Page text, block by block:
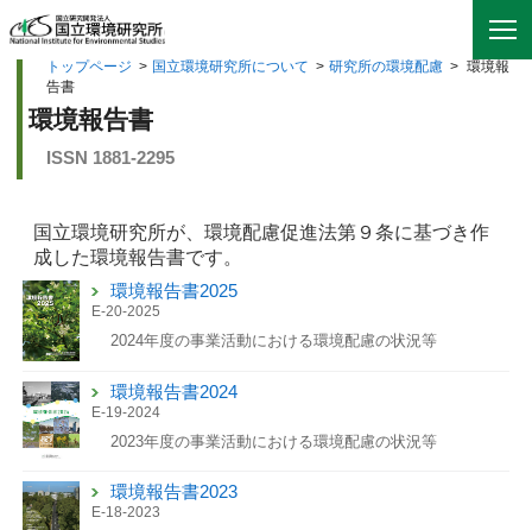
トップページ > 国立環境研究所について > 研究所の環境配慮 > 環境報
告書
環境報告書
ISSN 1881-2295
国立環境研究所が、環境配慮促進法第９条に基づき作
成した環境報告書です。
環境報告書2025
E-20-2025
2024年度の事業活動における環境配慮の状況等
環境報告書2024
E-19-2024
2023年度の事業活動における環境配慮の状況等
環境報告書2023
E-18-2023